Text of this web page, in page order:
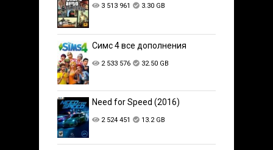
3 513 961 3.30 GB
Симс 4 все дополнения
2 533 576 32.50 GB
Need for Speed (2016)
2 524 451 13.2 GB